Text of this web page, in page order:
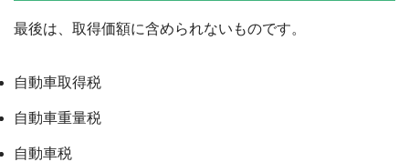
最後は、取得価額に含められないものです。
自動車取得税
自動車重量税
自動車税